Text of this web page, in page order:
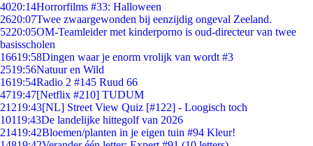
4020:14Horrorfilms #33: Halloween
2620:07Twee zwaargewonden bij eenzijdig ongeval Zeeland.
5220:05OM-Teamleider met kinderporno is oud-directeur van twee
basisscholen
16619:58Dingen waar je enorm vrolijk van wordt #3
2519:56Natuur en Wild
1619:54Radio 2 #145 Ruud 66
4719:47[Netflix #210] TUDUM
21219:43[NL] Street View Quiz [#122] - Loogisch toch
10119:43De landelijke hittegolf van 2026
21419:42Bloemen/planten in je eigen tuin #94 Kleur!